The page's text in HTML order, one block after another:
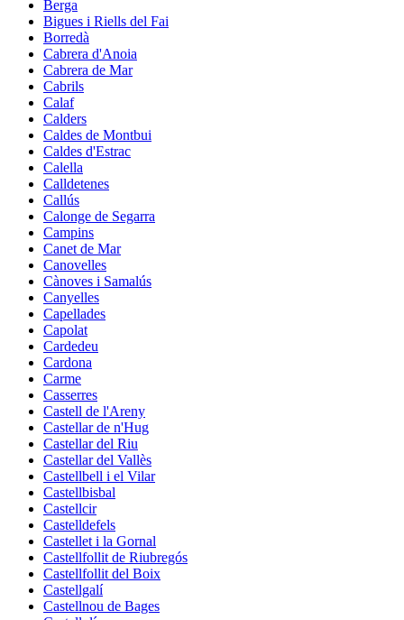
Berga
Bigues i Riells del Fai
Borredà
Cabrera d'Anoia
Cabrera de Mar
Cabrils
Calaf
Calders
Caldes de Montbui
Caldes d'Estrac
Calella
Calldetenes
Callús
Calonge de Segarra
Campins
Canet de Mar
Canovelles
Cànoves i Samalús
Canyelles
Capellades
Capolat
Cardedeu
Cardona
Carme
Casserres
Castell de l'Areny
Castellar de n'Hug
Castellar del Riu
Castellar del Vallès
Castellbell i el Vilar
Castellbisbal
Castellcir
Castelldefels
Castellet i la Gornal
Castellfollit de Riubregós
Castellfollit del Boix
Castellgalí
Castellnou de Bages